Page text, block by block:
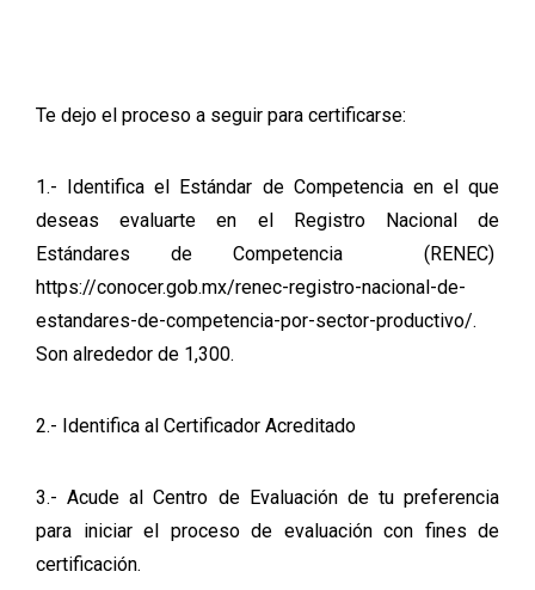
Te dejo el proceso a seguir para certificarse:
1.- Identifica el Estándar de Competencia en el que
deseas evaluarte en el Registro Nacional de
Estándares de Competencia (RENEC)
https://conocer.gob.mx/renec-registro-nacional-de-
estandares-de-competencia-por-sector-productivo/.
Son alrededor de 1,300.
2.- Identifica al Certificador Acreditado
3.- Acude al Centro de Evaluación de tu preferencia
para iniciar el proceso de evaluación con fines de
certificación.